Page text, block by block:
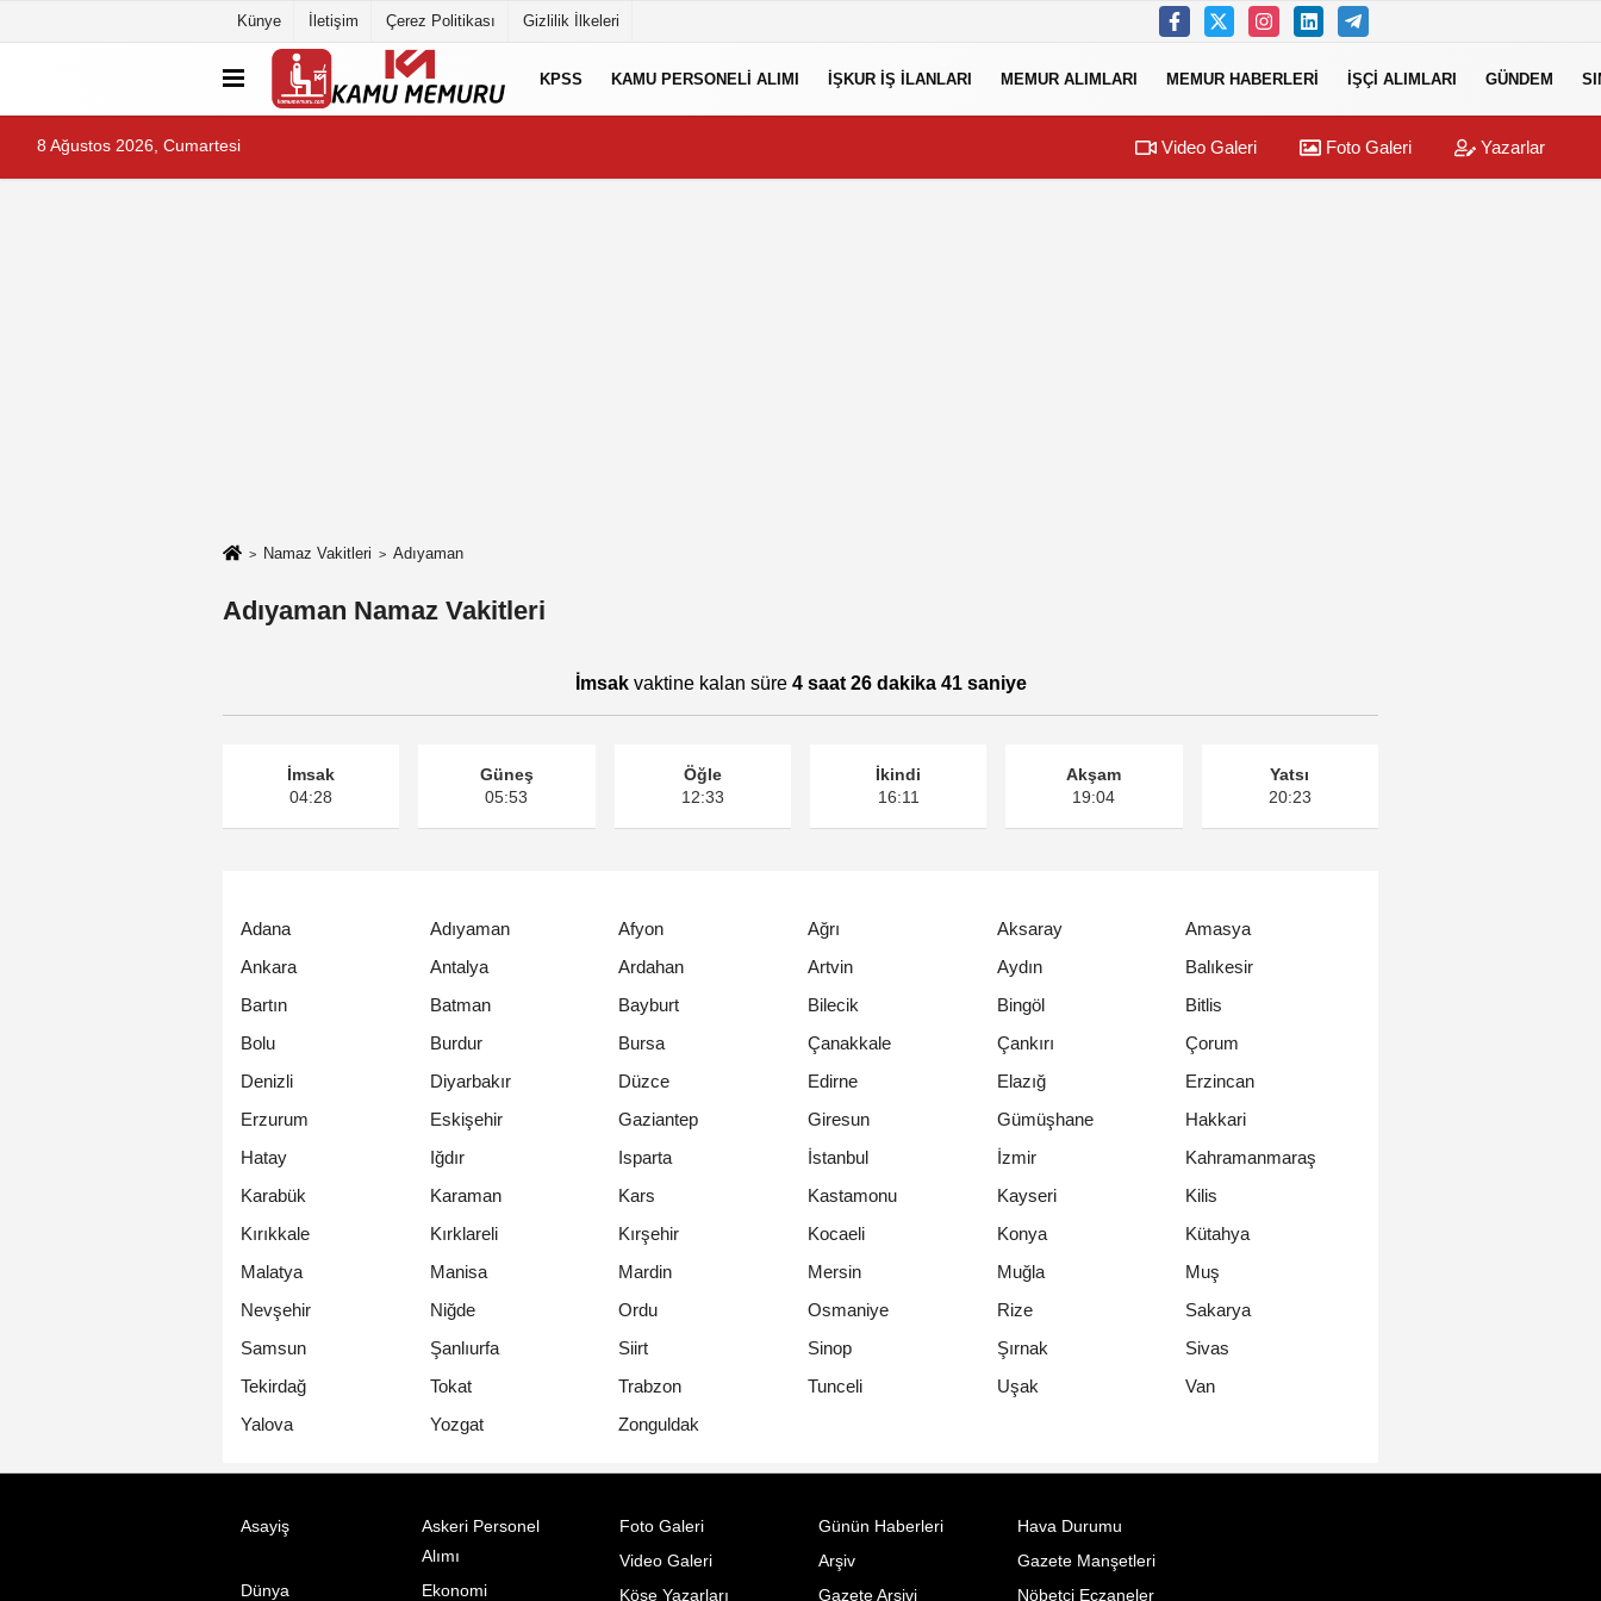
Künye İletişim Çerez Politikası Gizlilik İlkeleri
KPSS KAMU PERSONELI ALIMI İŞKUR İŞ İLANLARI MEMUR ALIMLARI MEMUR HABERLERI İŞÇI ALIMLARI GÜNDEM
8 Ağustos 2026, Cumartesi Video Galeri Foto Galeri Yazarlar
Namaz Vakitleri Adıyaman
Adıyaman Namaz Vakitleri
İmsakvaktine kalan süre 4 saat 26 dakika 41 saniye
İmsak
04:28
Güneş
05:53
Öğle
12:33
İkindi
16:11
Akşam
19:04
Yatsı
20:23
Adana Adıyaman Afyon Ağrı Aksaray
Amasya
Ankara
Antalya Ardahan Artvin Aydın
Balıkesir
Bartın
Batman Bayburt Bilecik Bingöl
Bitlis
Bolu
Burdur Bursa Çanakkale Çankırı
Çorum
Denizli
Diyarbakır Düzce Edirne Elazığ
Erzincan
Erzurum
Eskişehir Gaziantep Giresun Gümüşhane
Hakkari
Hatay
Iğdır Isparta İstanbul İzmir
Kahramanmaraş
Karabük
Karaman Kars Kastamonu Kayseri
Kilis
Kırıkkale
Kırklareli Kırşehir Kocaeli Konya
Kütahya
Malatya
Manisa Mardin Mersin Muğla
Muş
Nevşehir
Niğde Ordu Osmaniye Rize
Sakarya
Samsun
Şanlıurfa Siirt Sinop Şırnak
Sivas
Tekirdağ
Tokat Trabzon Tunceli Uşak
Van
Yalova
Yozgat Zonguldak
Asayiş
Askeri Personel
Alımı
Dünya
Ekonomi
Foto Galeri
Video Galeri
Köşe Yazarları
Günün Haberleri
Arşiv
Gazete Arşivi
Hava Durumu
Gazete Manşetleri
Nöbetci Eczaneler